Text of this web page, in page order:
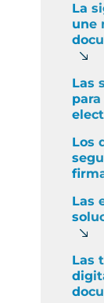
La
une
Las
Los
Las
Las